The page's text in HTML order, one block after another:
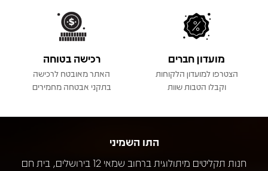
מועדון חברים
הצטרפו למועדון הלקוחות
וקבלו הטבות שוות
רכישה בטוחה
האתר מאובטח לרכישה
בתקני אבטחה מחמירים
התו השמיני
חנות תקליטים מיתולוגית ברחוב שמאי 12 בירושלים, בית חם